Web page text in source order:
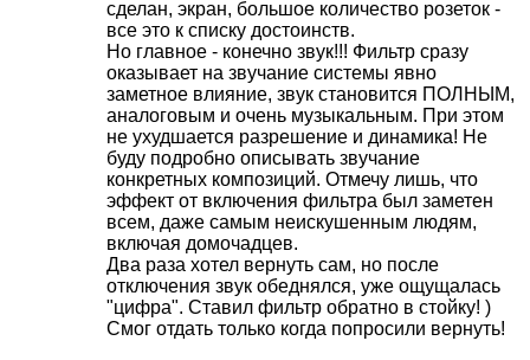
сделан, экран, большое количество розеток -
все это к списку достоинств.
Но главное - конечно звук!!! Фильтр сразу
оказывает на звучание системы явно
заметное влияние, звук становится ПОЛНЫМ,
аналоговым и очень музыкальным. При этом
не ухудшается разрешение и динамика! Не
буду подробно описывать звучание
конкретных композиций. Отмечу лишь, что
эффект от включения фильтра был заметен
всем, даже самым неискушенным людям,
включая домочадцев.
Два раза хотел вернуть сам, но после
отключения звук обеднялся, уже ощущалась
"цифра". Ставил фильтр обратно в стойку! )
Смог отдать только когда попросили вернуть!